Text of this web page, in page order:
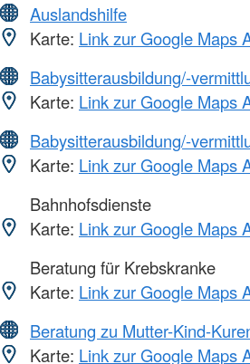
Auslandshilfe
Karte: Link zur Google Maps
Babysitterausbildung/-
Karte: Link zur Google Maps
Babysitterausbildung/-
Karte: Link zur Google Maps
Bahnhofsdienste
Karte: Link zur Google Maps
Beratung für Krebskranke
Karte: Link zur Google Maps
Beratung zu Mutter-Kind-
Karte: Link zur Google Maps